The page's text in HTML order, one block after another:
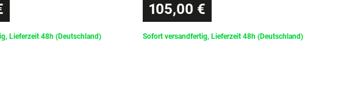
Lieferzeit 48h (Deutschland)
105,00 €
Sofort versandfertig, Lieferzeit 48h (Deutschland)